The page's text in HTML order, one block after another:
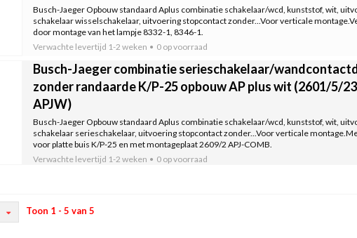
Busch-Jaeger Opbouw standaard Aplus combinatie schakelaar/wcd, kunststof, wit,
schakelaar wisselschakelaar, uitvoering stopcontact zonder...Voor verticale
door montage van het lampje 8332-1, 8346-1.
Verwachte levertijd 1-2 weken 0 op voorraad
Busch-Jaeger combinatie serieschakelaar/
zonder randaarde K/P-25 opbouw AP plus wit (2601/5/
APJW)
Busch-Jaeger Opbouw standaard Aplus combinatie schakelaar/wcd, kunststof, wit,
schakelaar serieschakelaar, uitvoering stopcontact zonder...Voor verticale
voor platte buis K/P-25 en met montageplaat 2609/2 APJ-COMB.
Verwachte levertijd 1-2 weken 0 op voorraad
Toon 1 - 5 van 5